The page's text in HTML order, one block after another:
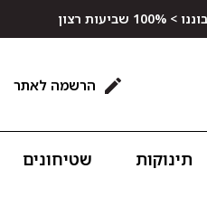
הרשמה לאתר
תינוקות שטיחונים